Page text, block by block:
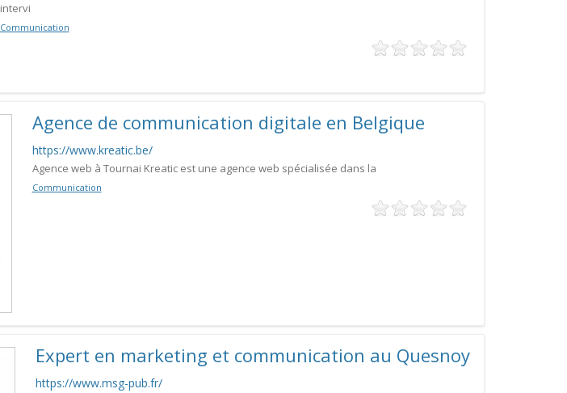
intervi
Communication
Agence de communication digitale en Belgique
https://www.kreatic.be/
Agence web à Tournai Kreatic est une agence web spécialisée dans la
Communication
Expert en marketing et communication au Quesnoy
https://www.msg-pub.fr/